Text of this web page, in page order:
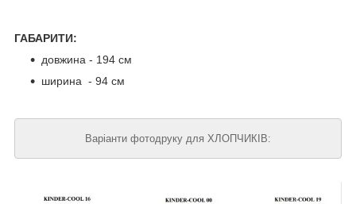
ГАБАРИТИ:
довжина - 194 см
ширина - 94 см
Варіанти фотодруку для ХЛОПЧИКІВ: